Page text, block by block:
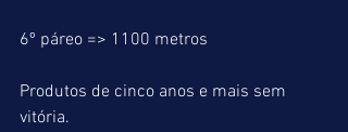
6º páreo => 1100 metros
Produtos de cinco anos e mais sem
vitória.